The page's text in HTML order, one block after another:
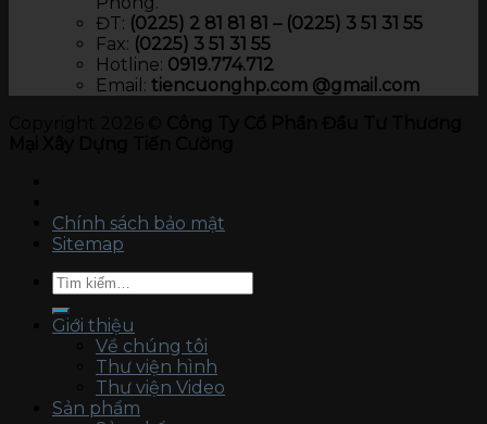
ĐT: (0225) 2 81 81 81 – (0225) 3 51 31 55
Fax: (0225) 3 51 31 55
Hotline: 0919.774.712​
Email: tiencuonghp.com @gmail.com
Chính sách bảo mật
Sitemap
Tìm
kiếm:
Giới thiệu
Về chúng tôi
Thư viện hình
Thư viện Video
Sản phẩm